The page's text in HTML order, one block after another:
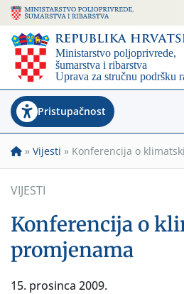
Pristupačnost
» Vijesti » Konferencija o
VIJESTI
Konferencija o
promjenama
15. prosinca 2009.